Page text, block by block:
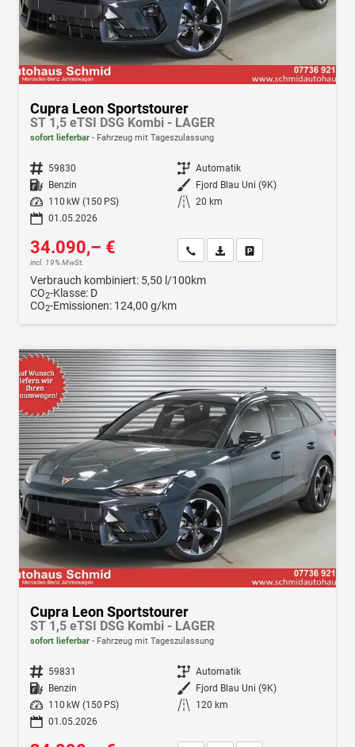
Cupra Leon Sportstourer
ST 1,5 eTSI DSG Kombi - LAGER
sofort lieferbar Fahrzeug mit Tageszulassung
Fahrzeugnr. 59830 Getriebe Automatik
Kraftstoff Benzin Außenfarbe Fjord Blau Uni (9K)
Leistung
110 kW (150 PS) Kilometerstand 20 km
01.05.2026
34.090,– €
incl. 19% MwSt.
Wir rufen Sie anFahrzeugexposé (PDF)
Verbrauch kombiniert: 5,50 l/100km
CO2-Klasse: D
CO2-Emissionen: 124,00 g/km
Cupra Leon Sportstourer
ST 1,5 eTSI DSG Kombi - LAGER
sofort lieferbar Fahrzeug mit Tageszulassung
Fahrzeugnr. 59831 Getriebe Automatik
Kraftstoff Benzin Außenfarbe Fjord Blau Uni (9K)
Leistung
110 kW (150 PS) Kilometerstand
120 km
01.05.2026